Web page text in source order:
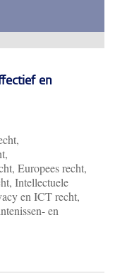
en
Europees recht,
Intellectuele
en ICT recht,
en